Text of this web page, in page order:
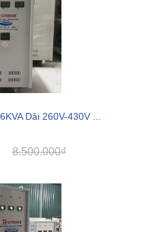
Dải 260V-430V ...
8.500.000₫